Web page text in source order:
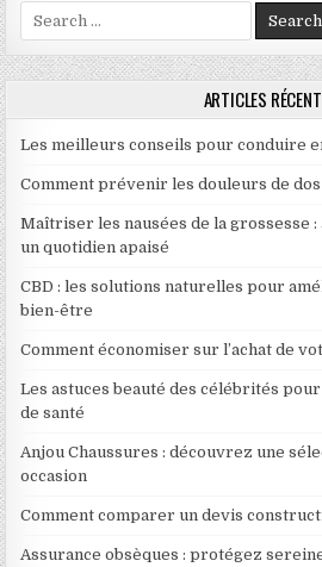
Search for:
ARTICLES
Les meilleurs conseils pour conduire
Comment prévenir les douleurs de
Maîtriser les nausées de la grossesse
un quotidien apaisé
CBD : les solutions naturelles pour
bien-être
Comment économiser sur l’achat de
Les astuces beauté des célébrités
de santé
Anjou Chaussures : découvrez une
occasion
Comment comparer un devis
Assurance obsèques : protégez